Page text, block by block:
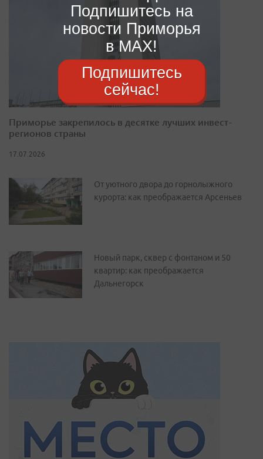
Приморье закрепилось в десятке лучших инвест-
регионов страны
17.07.2026
От уютного двора до горнолыжного
курорта: как преображается Арсеньев
Новый парк, сквер с фонтаном и 50
квартир: как преображается
Дальнегорск
Подпишитесь на
новости Приморья
в MAX!
Подпишитесь
сейчас!